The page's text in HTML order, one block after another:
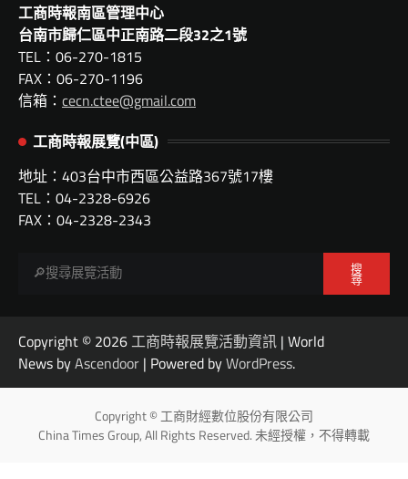
工商時報南區管理中心
台南市歸仁區中正南路二段32之1號
TEL：06-270-1815
FAX：06-270-1196
信箱： cecn.ctee@gmail.com
工商時報展覽(中區)
地址：403台中市西區公益路367號17樓
TEL：04-2328-6926
FAX：04-2328-2343
搜
尋
Copyright © 2026工商時報展覽活動資訊 | World
News byAscendoor | Powered byWordPress.
Copyright © 工商財經數位股份有限公司
China Times Group, All Rights Reserved. 未經授權，不得轉載